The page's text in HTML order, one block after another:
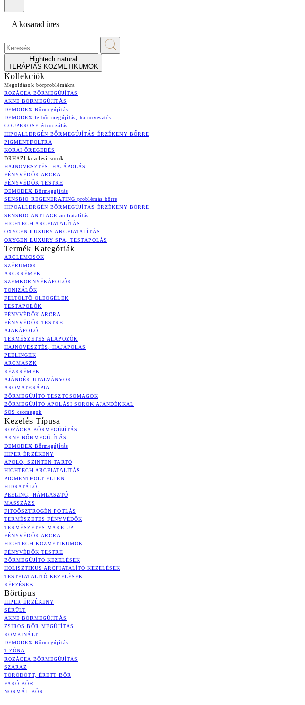
A kosarad üres
Hightech natural
TERÁPIÁS KOZMETIKUMOK
Kollekciók
Megoldások bőrproblémákra
ROZÁCEA BŐRMEGÚJÍTÁS
AKNE BŐRMEGÚJÍTÁS
DEMODEX Bőrmegújítás
DEMODEX fejbőr megújítás, hajnövesztés
COUPEROSE értonizálás
HIPOALLERGÉN BŐRMEGÚJÍTÁS ÉRZÉKENY BŐRRE
PIGMENTFOLTRA
KORAI ÖREGEDÉS
DRHAZI kezelési sorok
HAJNÖVESZTÉS, HAJÁPOLÁS
FÉNYVÉDŐK ARCRA
FÉNYVÉDŐK TESTRE
DEMODEX Bőrmegújítás
SENSBIO REGENERATING problémás bőrre
HIPOALLERGÉN BŐRMEGÚJÍTÁS ÉRZÉKENY BŐRRE
SENSBIO ANTI AGE arcfiatalítás
HIGHTECH ARCFIATALÍTÁS
OXYGEN LUXURY ARCFIATALÍTÁS
OXYGEN LUXURY SPA, TESTÁPOLÁS
Termék Kategóriák
ARCLEMOSÓK
SZÉRUMOK
ARCKRÉMEK
SZEMKÖRNYÉKÁPOLÓK
TONIZÁLÓK
FELTÖLTŐ OLEOGÉLEK
TESTÁPOLÓK
FÉNYVÉDŐK ARCRA
FÉNYVÉDŐK TESTRE
AJAKÁPOLÓ
TERMÉSZETES ALAPOZÓK
HAJNÖVESZTÉS, HAJÁPOLÁS
PEELINGEK
ARCMASZK
KÉZKRÉMEK
AJÁNDÉK UTALVÁNYOK
AROMATERÁPIA
BŐRMEGÚJÍTÓ TESZTCSOMAGOK
BŐRMEGÚJÍTÓ ÁPOLÁSI SOROK AJÁNDÉKKAL
SOS csomagok
Kezelés Típusa
ROZÁCEA BŐRMEGÚJÍTÁS
AKNE BŐRMEGÚJÍTÁS
DEMODEX Bőrmegújítás
HIPER ÉRZÉKENY
ÁPOLÓ, SZINTEN TARTÓ
HIGHTECH ARCFIATALÍTÁS
PIGMENTFOLT ELLEN
HIDRATÁLÓ
PEELING, HÁMLASZTÓ
MASSZÁZS
FITOÖSZTROGÉN PÓTLÁS
TERMÉSZETES FÉNYVÉDŐK
TERMÉSZETES MAKE UP
FÉNYVÉDŐK ARCRA
HIGHTECH KOZMETIKUMOK
FÉNYVÉDŐK TESTRE
BŐRMEGÚJÍTÓ KEZELÉSEK
HOLISZTIKUS ARCFIATALÍTÓ KEZELÉSEK
TESTFIATALÍTÓ KEZELÉSEK
KÉPZÉSEK
Bőrtípus
HIPER ÉRZÉKENY
SÉRÜLT
AKNE BŐRMEGÚJÍTÁS
ZSÍROS BŐR MEGÚJÍTÁS
KOMBINÁLT
DEMODEX Bőrmegújítás
T-ZÓNA
ROZÁCEA BŐRMEGÚJÍTÁS
SZÁRAZ
TÖRŐDÖTT, ÉRETT BŐR
FAKÓ BŐR
NORMÁL BŐR